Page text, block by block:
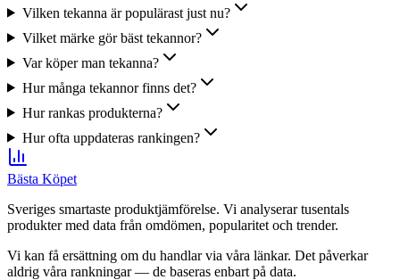
Vilken tekanna är populärast just nu?
Vilket märke gör bäst tekannor?
Var köper man tekanna?
Hur många tekannor finns det?
Hur rankas produkterna?
Hur ofta uppdateras rankingen?
Bästa Köpet
Sveriges smartaste produktjämförelse. Vi analyserar tusentals
produkter med data från omdömen, popularitet och trender.
Vi kan få ersättning om du handlar via våra länkar. Det påverkar
aldrig våra rankningar — de baseras enbart på data.